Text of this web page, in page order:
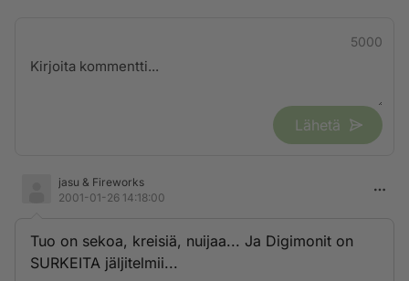
5000
Lähetä
jasu & Fireworks
2001-01-26 14:18:00
Tuo on sekoa, kreisiä, nuijaa... Ja Digimonit on
SURKEITA jäljitelmii...